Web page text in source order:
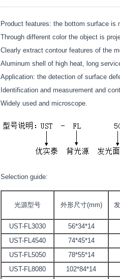
Product features: the bottom surface is
Through different color the object is
Clearly extract contour features of the
Aluminum shell of high heat, long
Application: the detection of surface
Identification and measurement and
Widely used and microscope.
Selection guide:
光源型号 外形尺寸(mm)
UST-FL3030
56*34*14
UST-FL4540
74*45*14
UST-FL5050
78*55*14
UST-FL8080
102*84*14